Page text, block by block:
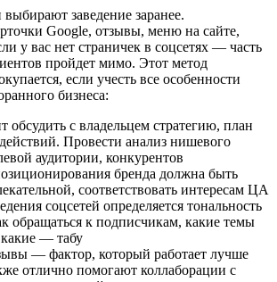
заведение заранее.
Google, отзывы, меню на сайте,
у вас нет страничек в соцсетях — часть
пройдет мимо. Этот метод
если учесть все особенности
бизнеса:
обсудить с владельцем стратегию, план
Провести анализ нишевого
аудитории, конкурентов
бренда должна быть
соответствовать интересам ЦА
соцсетей определяется тональность
обращаться к подписчикам, какие темы
— табу
— фактор, который работает лучше
отлично помогают коллаборации с